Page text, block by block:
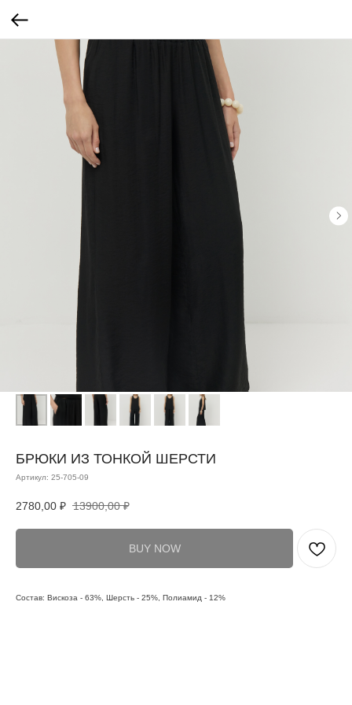
БРЮКИ ИЗ ТОНКОЙ ШЕРСТИ
Артикул: 25-705-09
2780,00 ₽ 13900,00 ₽
BUY NOW
Состав: Вискоза - 63%, Шерсть - 25%, Полиамид - 12%